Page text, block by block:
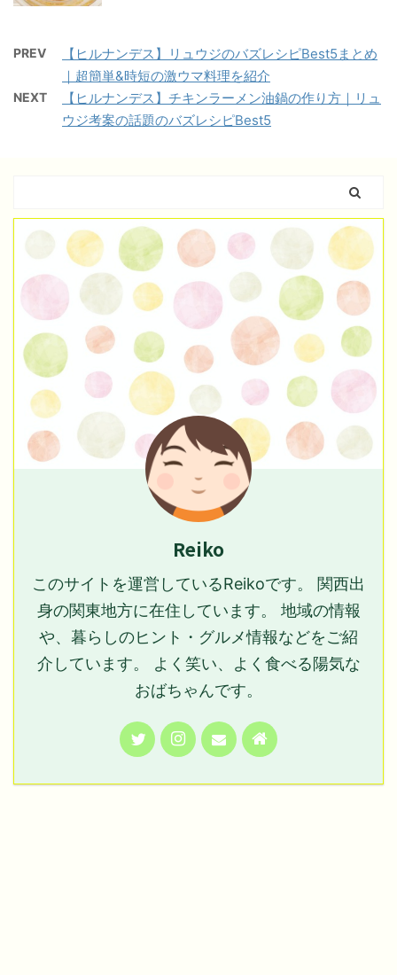
PREV
【ヒルナンデス】リュウジのバズレシピBest5まとめ
｜超簡単&時短の激ウマ料理を紹介
NEXT
【ヒルナンデス】チキンラーメン油鍋の作り方｜リュ
ウジ考案の話題のバズレシピBest5
Reiko
このサイトを運営しているReikoです。 関西出
身の関東地方に在住しています。 地域の情報
や、暮らしのヒント・グルメ情報などをご紹
介しています。 よく笑い、よく食べる陽気な
おばちゃんです。